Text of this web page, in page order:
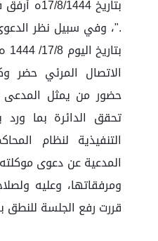
بتاريخ 17/
."، وفي سبيل نظر
الاتصال المرئي حضر
حضور من يمثل المدعى
التنفيذية لنظام
المدعية عن دعوى
ومرفقاتها، وعليه
قررت رفع الجلسة للنطق